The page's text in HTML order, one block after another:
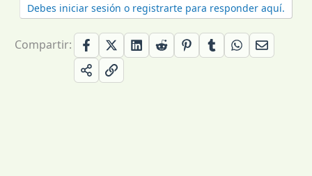
Debes iniciar sesión o registrarte para responder aquí.
Compartir: